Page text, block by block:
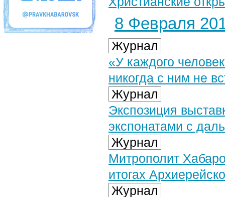
8 Февраля
Журнал
«У каждого
никогда с ним не
Журнал
Экспозиция
экспонатами с
Журнал
Митрополит
итогах
Журнал